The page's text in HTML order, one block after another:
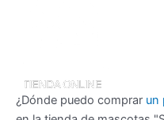
¿Dónde puedo comprar un